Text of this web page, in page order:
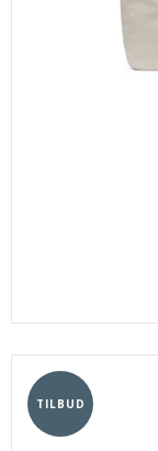
TILBUD